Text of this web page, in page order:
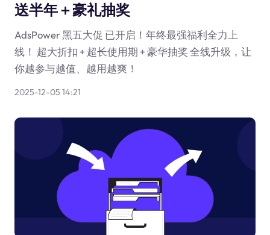
送半年＋豪礼抽奖
AdsPower 黑五大促 已开启！年终最强福利全力上
线！ 超大折扣 + 超长使用期 + 豪华抽奖 全线升级，让
你越参与越值、越用越爽！
2025-12-05 14:21